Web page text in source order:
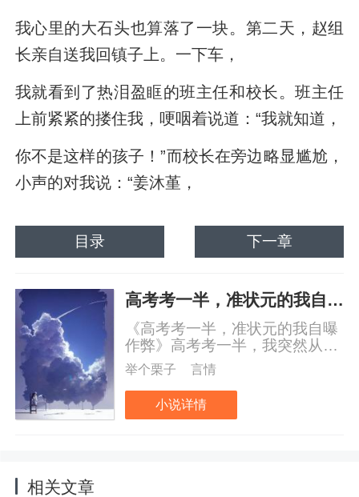
我心里的大石头也算落了一块。第二天，赵组
长亲自送我回镇子上。一下车，
我就看到了热泪盈眶的班主任和校长。班主任
上前紧紧的搂住我，哽咽着说道：“我就知道，
你不是这样的孩子！”而校长在旁边略显尴尬，
小声的对我说：“姜沐堇，
目录 下一章
高考考一半，准状元的我自曝作弊
《高考考一半，准状元的我自曝
作弊》高考考一半，我突然从口
袋掏出小抄高高举起。监考老师
当即没收我的试卷，宣布我成绩
失效。而当他们查看我的小抄时
却惊讶发现，那上面竟写满了下
举个栗子 言情
小说详情
相关文章